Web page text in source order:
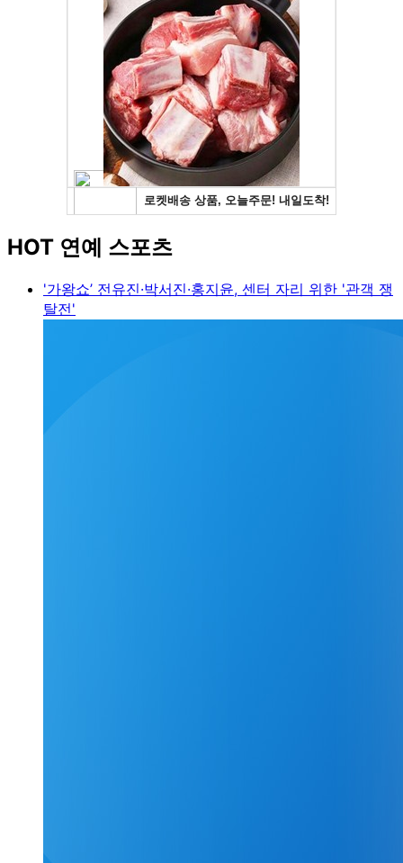
HOT 연예 스포츠
'가왕쇼’ 전유진·박서진·홍지윤, 센터 자리 위한 '관객 쟁
탈전'